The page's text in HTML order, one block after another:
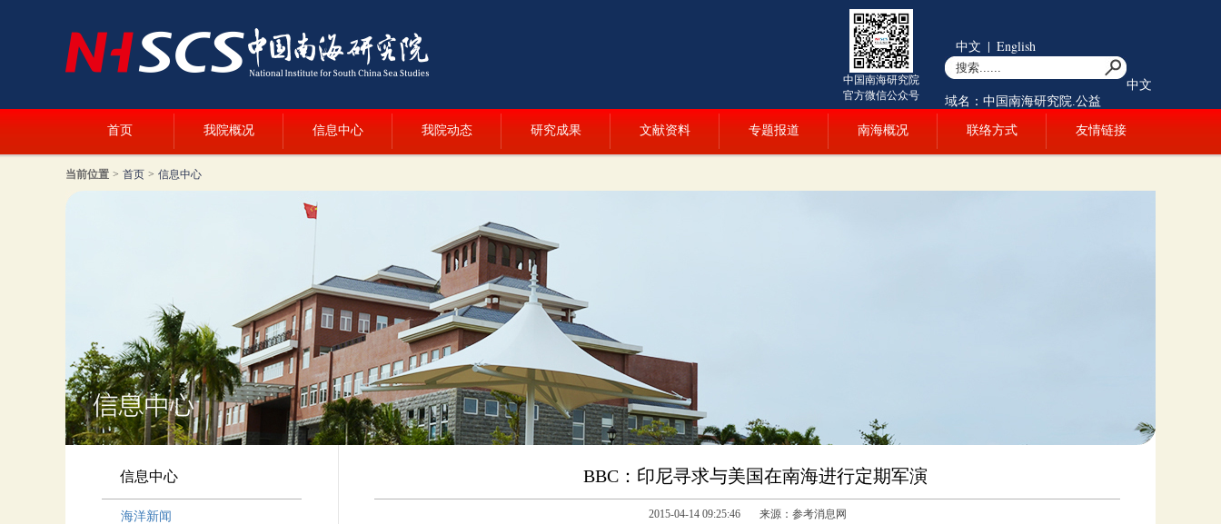
中国南海研究院
官方微信公众号
中文 | English
中文
域名：中国南海研究院.公益
首页 我院概况 信息中心 我院动态 研究成果 文献资料 专题报道 南海概况 联络方式 友情链接
当前位置 > 首页 > 信息中心
信息中心
海洋新闻
BBC：印尼寻求与美国在南海进行定期军演
2015-04-14 09:25:46 来源：参考消息网